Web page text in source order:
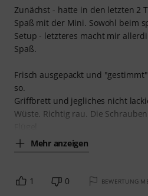
Zunächst - hatte in den letzten 2
Spaß mit der Mini. Sowohl beim
Setup - letzteres macht mir
Spaß.
Frisch ausgepackt und
so.
Griffbrett und jegliches nicht
Wüste. Richtig rau. Die
Mehr anzeigen
1 0 BEWERTUNG